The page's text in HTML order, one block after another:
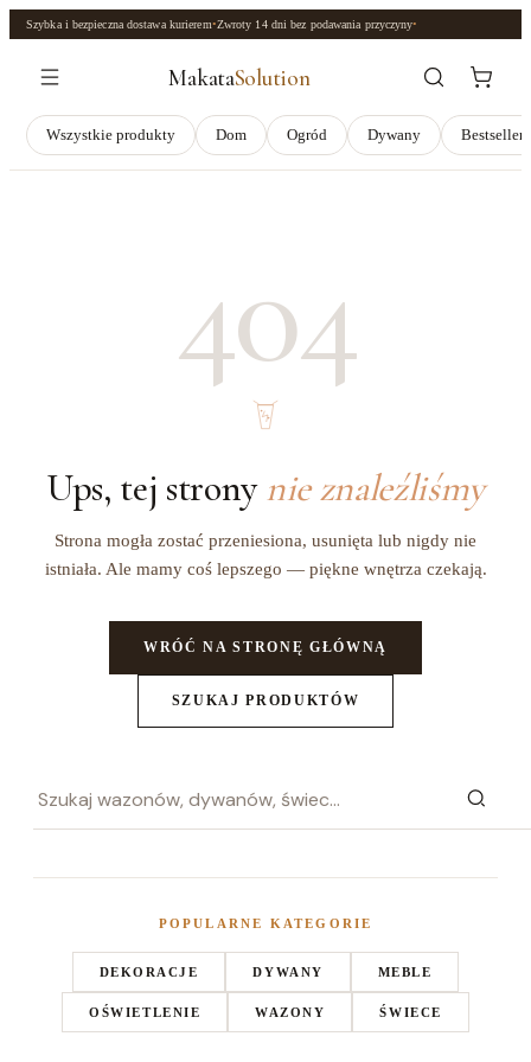
Szybka i bezpieczna dostawa kurierem•Zwroty 14 dni bez podawania przyczyny•
MakataSolution
Wszystkie produkty Dom Ogród Dywany Bestsellery
404
Ups, tej stronynie znaleźliśmy
Strona mogła zostać przeniesiona, usunięta lub nigdy nie
istniała. Ale mamy coś lepszego — piękne wnętrza czekają.
WRÓĆ NA STRONĘ GŁÓWNĄ
SZUKAJ PRODUKTÓW
POPULARNE KATEGORIE
DEKORACJE DYWANY MEBLE
OŚWIETLENIE WAZONY ŚWIECE